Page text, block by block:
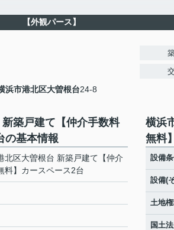
【外観パース】
浜市港北区大曽根台24-8
築戸建て【仲介手数料
の基本情報
北区大曽根台 新築戸建て【仲介
料】カースペース2台
横浜
無料
設備
設備(
土地権
国土